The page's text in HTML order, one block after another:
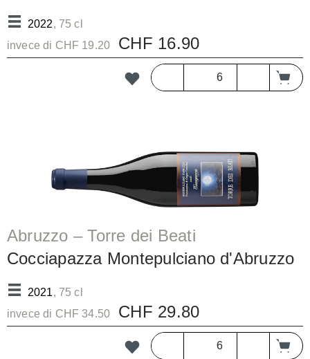
2022, 75 cl
invece di CHF 19.20
CHF 16.90
Abruzzo – Torre dei Beati
Cocciapazza Montepulciano d'Abruzzo
Riserva DOC/bc
2021, 75 cl
invece di CHF 34.50
CHF 29.80